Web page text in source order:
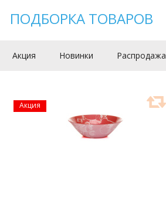
ПОДБОРКА ТОВАРОВ
Акция Новинки Распродажа
Акция